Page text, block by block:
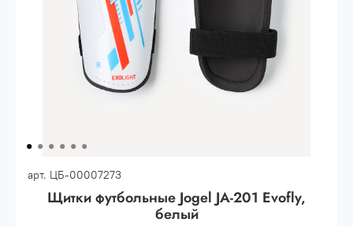
(38%) - сумма всех заказов за 6 месяцев -
400.000 рублей.
арт. ЦБ-00007273
Щитки футбольные Jogel JA-201 Evofly,
белый